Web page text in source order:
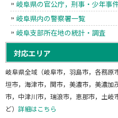
岐阜県の官公庁，刑事・少年事
岐阜県内の警察署一覧
岐阜支部所在地の統計・調査
対応エリア
岐阜県全域（岐阜市，羽島市，各務原
垣市，海津市，関市，美濃市，美濃加
市，中津川市，瑞浪市，恵那市，土岐
ど）詳細はこちら